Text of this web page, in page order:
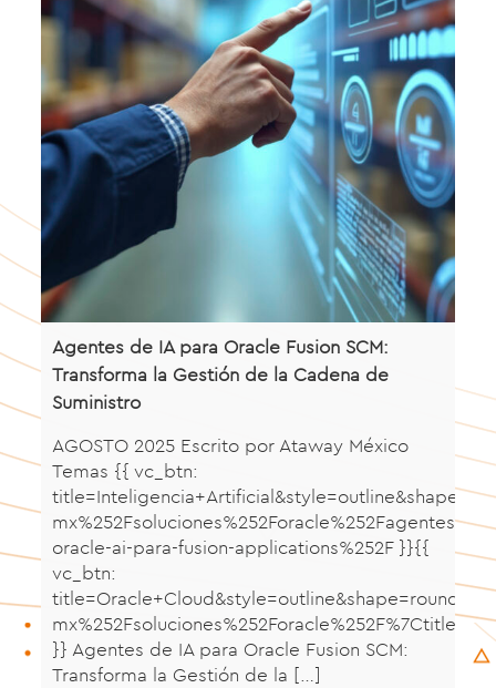
Agentes de IA para Oracle Fusion SCM:
Transforma la Gestión de la Cadena de
Suministro
AGOSTO 2025 Escrito por Ataway México
Temas {{ vc_btn:
mx%252Fsoluciones%252Foracle%252Fagentes-
oracle-ai-para-fusion-applications%252F }}{{
vc_btn:
}} Agentes de IA para Oracle Fusion SCM:
Transforma la Gestión de la […]